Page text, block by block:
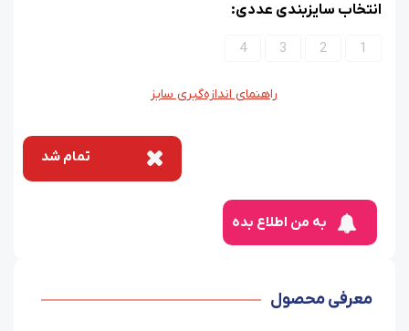
انتخاب سایزبندی عددی:
1
2
3
4
راهنمای اندازه‌گیری سایز
تمام شد
به من اطلاع بده
معرفی محصول